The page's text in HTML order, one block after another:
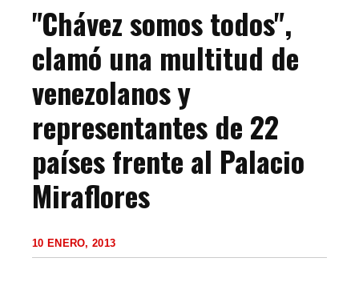
"Chávez somos todos",
clamó una multitud de
venezolanos y
representantes de 22
países frente al Palacio
Miraflores
10 ENERO, 2013